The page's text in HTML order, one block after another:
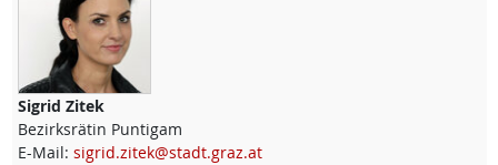
Sigrid Zitek
Bezirksrätin Puntigam
E-Mail: sigrid.zitek@stadt.graz.at